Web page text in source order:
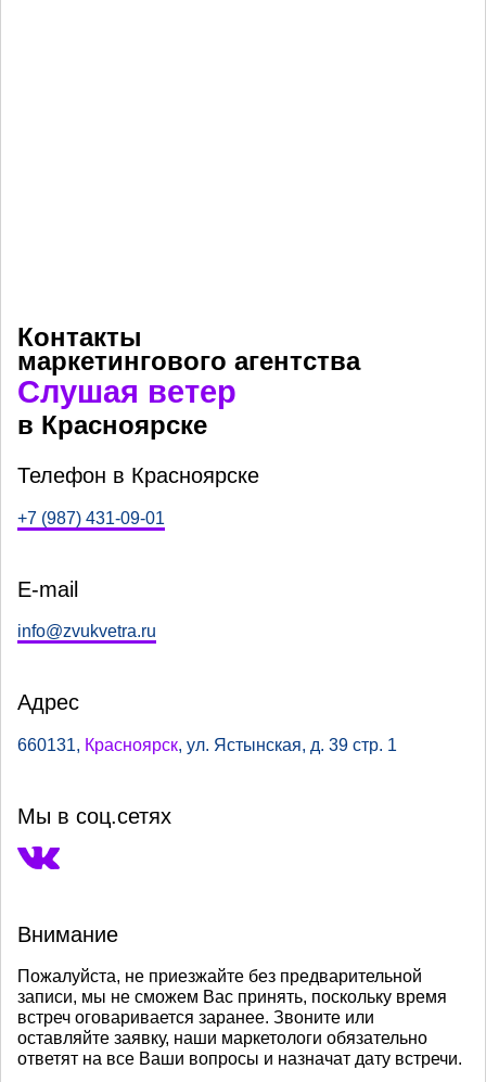
Контакты
маркетингового агентства
Слушая ветер
в Красноярске
Телефон в Красноярске
+7 (987) 431-09-01
E-mail
info@zvukvetra.ru
Адрес
660131, Красноярск, ул. Ястынская, д. 39 стр. 1
Мы в соц.сетях
Внимание
Пожалуйста, не приезжайте без предварительной
записи, мы не сможем Вас принять, поскольку время
встреч оговаривается заранее. Звоните или
оставляйте заявку, наши маркетологи обязательно
ответят на все Ваши вопросы и назначат дату встречи.